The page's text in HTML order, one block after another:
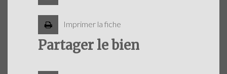
Imprimer la fiche
Partager le bien